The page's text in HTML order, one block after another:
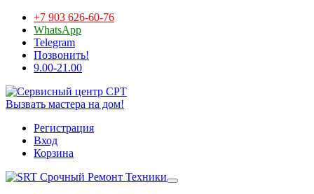
+7 903 626-60-76
WhatsApp
Telegram
Позвонить!
9.00-21.00
Вызвать мастера на дом!
Регистрация
Вход
Корзина
Срочный Ремонт Техники